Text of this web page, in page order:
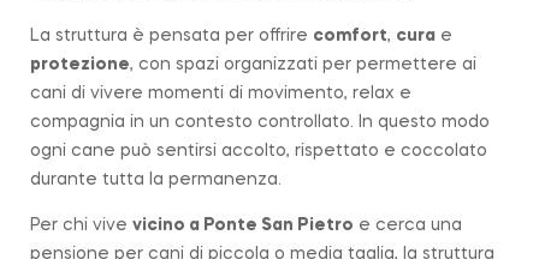
La struttura è pensata per offrire comfort, cura e
protezione, con spazi organizzati per permettere ai
cani di vivere momenti di movimento, relax e
compagnia in un contesto controllato. In questo modo
ogni cane può sentirsi accolto, rispettato e coccolato
durante tutta la permanenza.
Per chi vive vicino a Ponte San Pietro e cerca una
pensione per cani di piccola o media taglia, la struttura